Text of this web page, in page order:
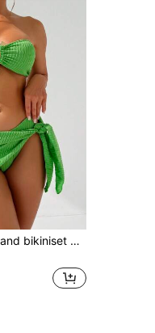
Dames zomerstrand bikiniset met effen kleur en textuur